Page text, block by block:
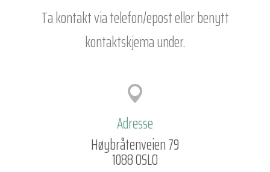
Ta kontakt via telefon/eposteller benytt
kontaktskjema under.
Adresse
Høybråtenveien 79
1088 OSLO